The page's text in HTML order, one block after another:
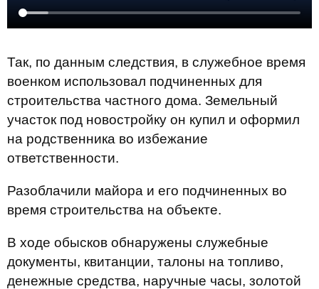
Так, по данным следствия, в служебное время
военком использовал подчиненных для
строительства частного дома. Земельный
участок под новостройку он купил и оформил
на родственника во избежание
ответственности.
Разоблачили майора и его подчиненных во
время строительства на объекте.
В ходе обысков обнаружены служебные
документы, квитанции, талоны на топливо,
денежные средства, наручные часы, золотой